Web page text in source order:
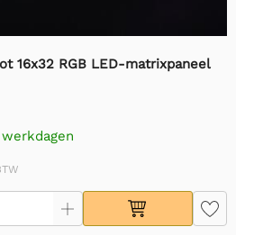
16x32 RGB LED-matrixpaneel